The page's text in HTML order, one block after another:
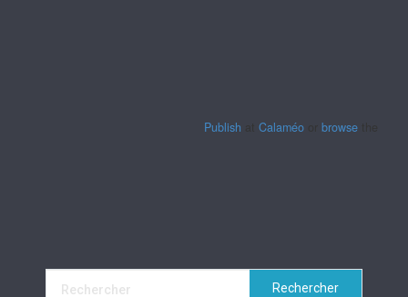
Publish Calaméo browse